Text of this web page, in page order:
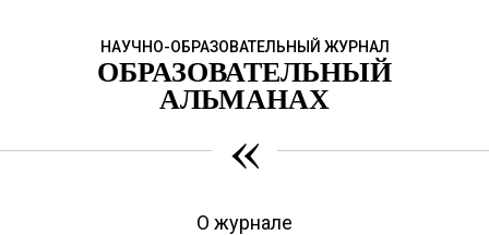
НАУЧНО-ОБРАЗОВАТЕЛЬНЫЙ ЖУРНАЛ
ОБРАЗОВАТЕЛЬНЫЙ
АЛЬМАНАХ
«
О журнале